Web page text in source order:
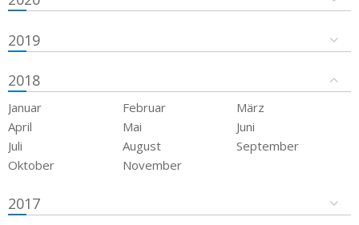
2019
2018
Januar Februar
März
April
Mai
Juni
Juli
August
September
Oktober
November
2017